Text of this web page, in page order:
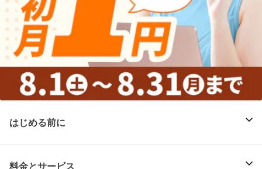
はじめる前に
料金とサービス